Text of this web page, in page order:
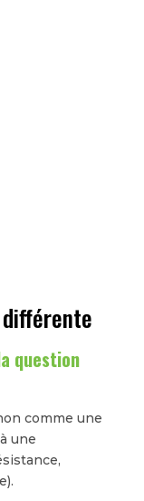
question
comme une
une